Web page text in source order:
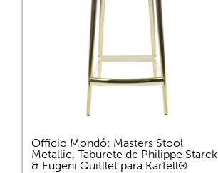
Officio Mondó: Masters Stool
Metallic, Taburete de Philippe Starck
& Eugeni Quitllet para Kartell®